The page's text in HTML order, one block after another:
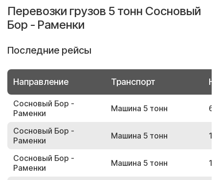
Перевозки грузов 5 тонн Сосновый
Бор - Раменки
Последние рейсы
Направление Транспорт
Сосновый Бор -
Раменки
Машина 5 тонн
Сосновый Бор -
Раменки
Машина 5 тонн
Сосновый Бор -
Раменки
Машина 5 тонн